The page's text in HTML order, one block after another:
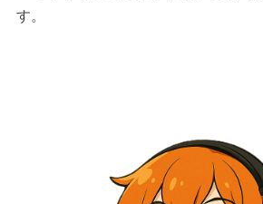
す。